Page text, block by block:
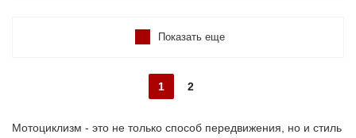
Показать еще
1 2
Мотоциклизм - это не только способ передвижения, но и стиль